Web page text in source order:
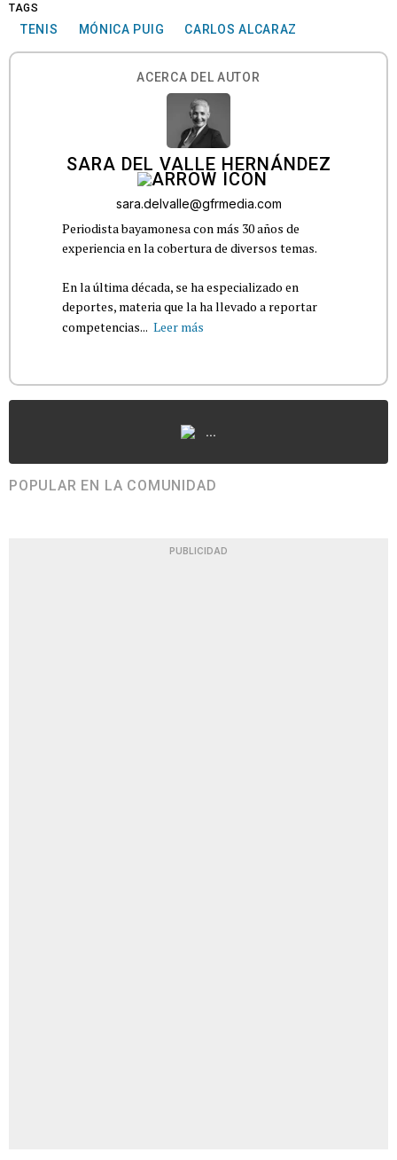
TAGS
TENIS MÓNICA PUIG CARLOS ALCARAZ
ACERCA DEL AUTOR
SARA DEL VALLE HERNÁNDEZ
sara.delvalle@gfrmedia.com
Periodista bayamonesa con más 30 años de
experiencia en la cobertura de diversos temas.
En la última década, se ha especializado en
deportes, materia que la ha llevado a reportar
competencias... Leer más
...
POPULAR EN LA COMUNIDAD
PUBLICIDAD